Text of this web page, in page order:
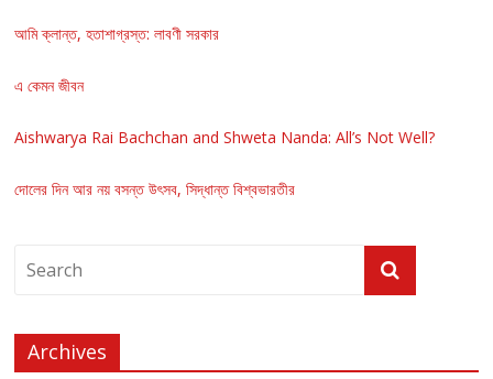
আমি ক্লান্ত, হতাশাগ্রস্ত: লাবণী সরকার
এ কেমন জীবন
Aishwarya Rai Bachchan and Shweta Nanda: All’s Not Well?
দোলের দিন আর নয় বসন্ত উৎসব, সিদ্ধান্ত বিশ্বভারতীর
Archives